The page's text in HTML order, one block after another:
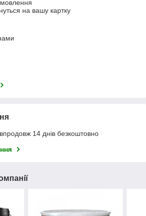
на вашу картку
14 днів безкоштовно